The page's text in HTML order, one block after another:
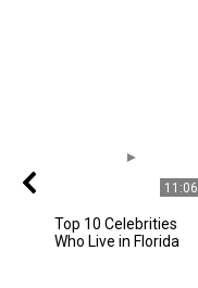
11:06
Top 10 Celebrities
Who Live in Florida